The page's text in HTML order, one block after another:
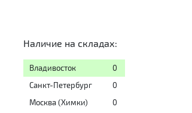
Наличие на складах:
Владивосток
0
Санкт-Петербург
0
Москва (Химки)
0